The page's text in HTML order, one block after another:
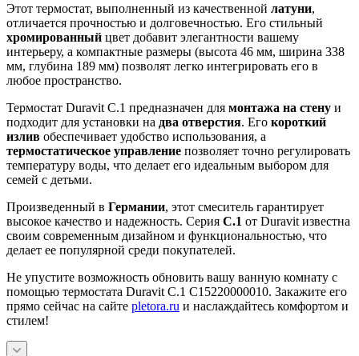
Этот термостат, выполненный из качественной латуни,
отличается прочностью и долговечностью. Его стильный
хромированный цвет добавит элегантности вашему
интерьеру, а компактные размеры (высота 46 мм, ширина 338
мм, глубина 189 мм) позволят легко интегрировать его в
любое пространство.
Термостат Duravit С.1 предназначен для монтажа на стену и
подходит для установки на два отверстия. Его короткий
излив обеспечивает удобство использования, а
термостатическое управление позволяет точно регулировать
температуру воды, что делает его идеальным выбором для
семей с детьми.
Произведенный в Германии, этот смеситель гарантирует
высокое качество и надежность. Серия C.1 от Duravit известна
своим современным дизайном и функциональностью, что
делает ее популярной среди покупателей.
Не упустите возможность обновить вашу ванную комнату с
помощью термостата Duravit С.1 C15220000010. Закажите его
прямо сейчас на сайте pletora.ru и наслаждайтесь комфортом и
стилем!